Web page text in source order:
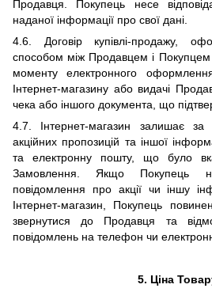
Продавця.
Покупець несе
наданої інформації про свої дані.
4.6. Договір купівлі-продажу,
способом між Продавцем і
моменту електронного
Інтернет-магазину або видачі
чека або іншого документа, що
4.7. Інтернет-магазин залишає
акційних пропозицій та іншої
та електронну пошту, що було
Замовлення. Якщо Покупець
повідомлення про акції чи іншу
Інтернет-магазин, Покупець
звернутися до Продавця та
повідомлень на телефон чи
5. Ціна